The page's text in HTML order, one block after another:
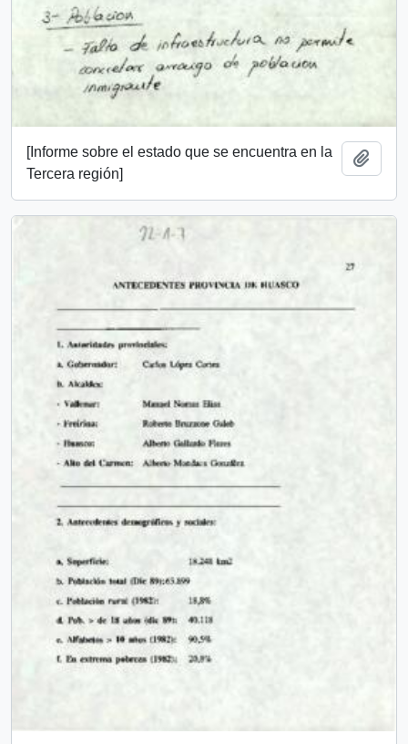
[Informe sobre el estado que se encuentra en la
Tercera región]